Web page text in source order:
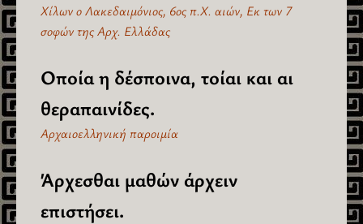
Χίλων ο Λακεδαιμόνιος, 6ος π.Χ. αιών, Εκ των 7
σοφών της Αρχ. Ελλάδας
Οποία η δέσποινα, τοίαι και αι
θεραπαινίδες.
Αρχαιοελληνική παροιμία
Άρχεσθαι μαθών άρχειν
επιστήσει.